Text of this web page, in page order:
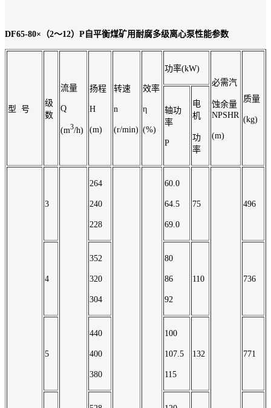
DF65-80×（2～12）P自平衡煤矿用耐腐多级离心泵性能参数
型 号
级
数
流量
Q
(m3/h)
扬程
H
(m)
转速
n
(r/min)
效率
η
(%)
功率(kW)
必需汽
蚀余量
NPSHR
(m)
质量
(kg)
轴功
率
P
电
机
功
率
3
264
240
228
60.0
64.5
69.0
75 496
4
352
320
304
80
86
92
110 736
5
440
400
380
100
107.5
115
132 771